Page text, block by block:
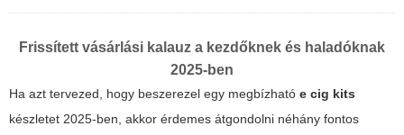
Frissített vásárlási kalauz a kezdőknek és haladóknak
2025-ben
Ha azt tervezed, hogy beszerezel egy megbízható e cig kits
készletet 2025-ben, akkor érdemes átgondolni néhány fontos